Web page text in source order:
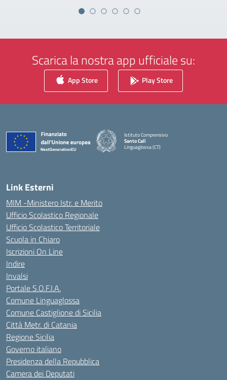
Scarica la nostra app ufficiale su:
App Store Play Store
Istituto Comprensivo
Santo Calì
Linguaglossa (CT)
— Visita la pagina iniziale della scuola
Link Esterni
MIM -Ministero Istr. e Merito
Ufficio Scolastico Regionale
Ufficio Scolastico Territoriale
Scuola in Chiaro
Iscrizioni On Line
Indire
Invalsi
Portale S.O.F.I.A.
Comune Linguaglossa
Comune Castiglione di Sicilia
Città Metr. di Catania
Regione Sicilia
Governo italiano
Presidenza della Repubblica
Camera dei Deputati